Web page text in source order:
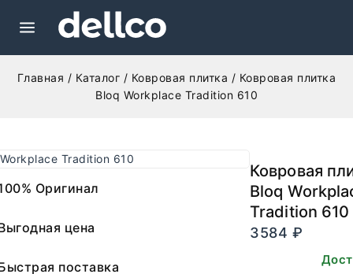
Главная / Каталог / Ковровая плитка / Ковровая плитка
Bloq Workplace Tradition 610
Оригинал
цена
поставка
Ковровая
Bloq
Tradition 610
3584 ₽
В наличии.